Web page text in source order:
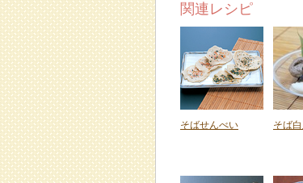
関連レシピ
そばせんべい そば